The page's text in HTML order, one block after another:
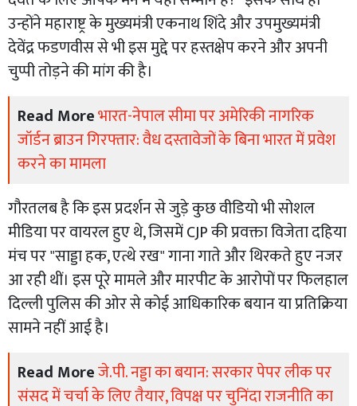
उन्होंने महाराष्ट्र के मुख्यमंत्री एकनाथ शिंदे और उपमुख्यमंत्री
देवेंद्र फडणवीस से भी इस मुद्दे पर हस्तक्षेप करने और अपनी
चुप्पी तोड़ने की मांग की है।
Read Moreभारत-नेपाल सीमा पर अमेरिकी नागरिक
जॉर्डन ब्राउन गिरफ्तार: वैध दस्तावेजों के बिना भारत में प्रवेश
करने का मामला
​गौरतलब है कि इस प्रदर्शन से जुड़े कुछ वीडियो भी सोशल
मीडिया पर वायरल हुए थे, जिसमें CJP की प्रवक्ता विजेता दहिया
मंच पर "साड्डा हक, एत्थे रख" गाना गाते और थिरकते हुए नजर
आ रही थीं। इस पूरे मामले और मारपीट के आरोपों पर फिलहाल
दिल्ली पुलिस की ओर से कोई आधिकारिक बयान या प्रतिक्रिया
सामने नहीं आई है।
Read Moreजे.पी. नड्डा का बयान: सरकार पेपर लीक पर
संसद में चर्चा के लिए तैयार, विपक्ष पर चुनिंदा राजनीति का